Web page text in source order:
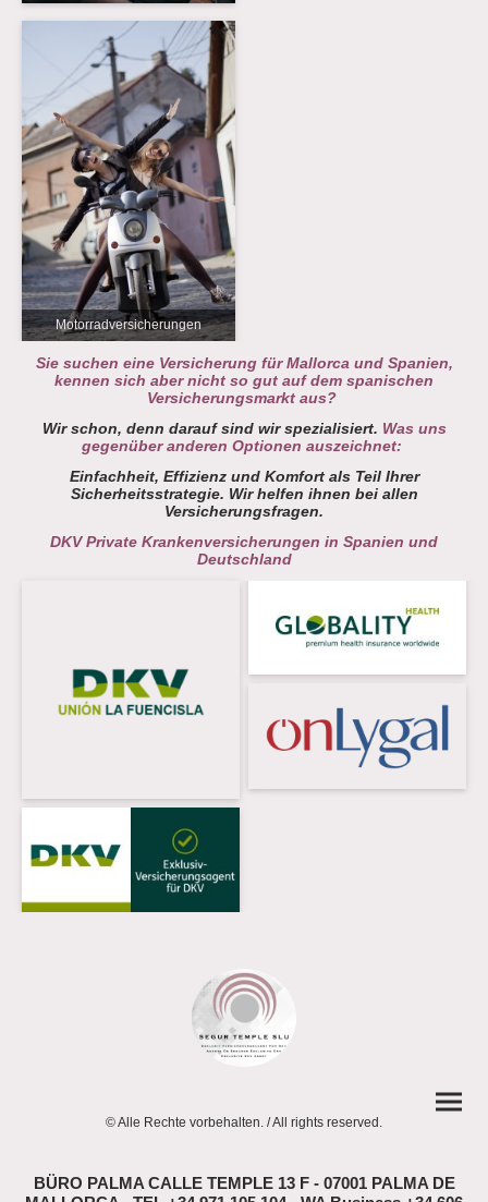
Motorradversicherungen
Sie suchen eine Versicherung für Mallorca und Spanien,
kennen sich aber nicht so gut auf dem spanischen
Versicherungsmarkt aus?
Wir schon, denn darauf sind wir spezialisiert. Was uns
gegenüber anderen Optionen auszeichnet:
Einfachheit, Effizienz und Komfort als Teil Ihrer
Sicherheitsstrategie. Wir helfen ihnen bei allen
Versicherungsfragen.
DKV Private Krankenversicherungen in Spanien und
Deutschland
© Alle Rechte vorbehalten. / All rights reserved.
BÜRO PALMA CALLE TEMPLE 13 F - 07001 PALMA DE